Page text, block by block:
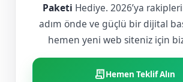
Paketi Hediye. 2026’ya
adım önde ve güçlü bir dijital
hemen yeni web siteniz için
receipt_longHemen Teklif Alın